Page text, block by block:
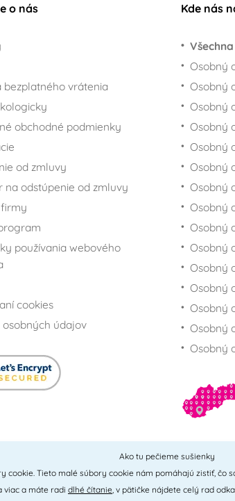
o nás
bezplatného vrátenia
obchodné podmienky
od zmluvy
na odstúpenie od zmluvy
používania webového
cookies
údajov
Kde nás
Osobný
Osobný
Osobný
Osobný
Osobný
Osobný
Osobný
Osobný
Osobný
Osobný
Osobný
Osobný
Osobný
Osobný
Osobný
Všetky
Ako tu pečieme sušienky
cookie. Tieto malé súbory cookie nám pomáhajú zistiť, čo
viac a máte radi dlhé čítanie, v pätičke nájdete celý rad